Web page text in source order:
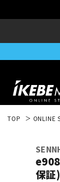
TOP ONLINE
保証